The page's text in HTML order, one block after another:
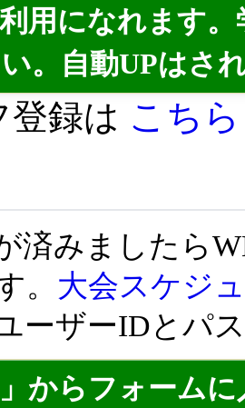
用になれます
。自動UPはさ
登録は こちら
済みましたら
。 大会スケジ
ーザーIDとパ
」からフォーム